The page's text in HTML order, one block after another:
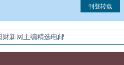
转载。
财新网主编精选电邮